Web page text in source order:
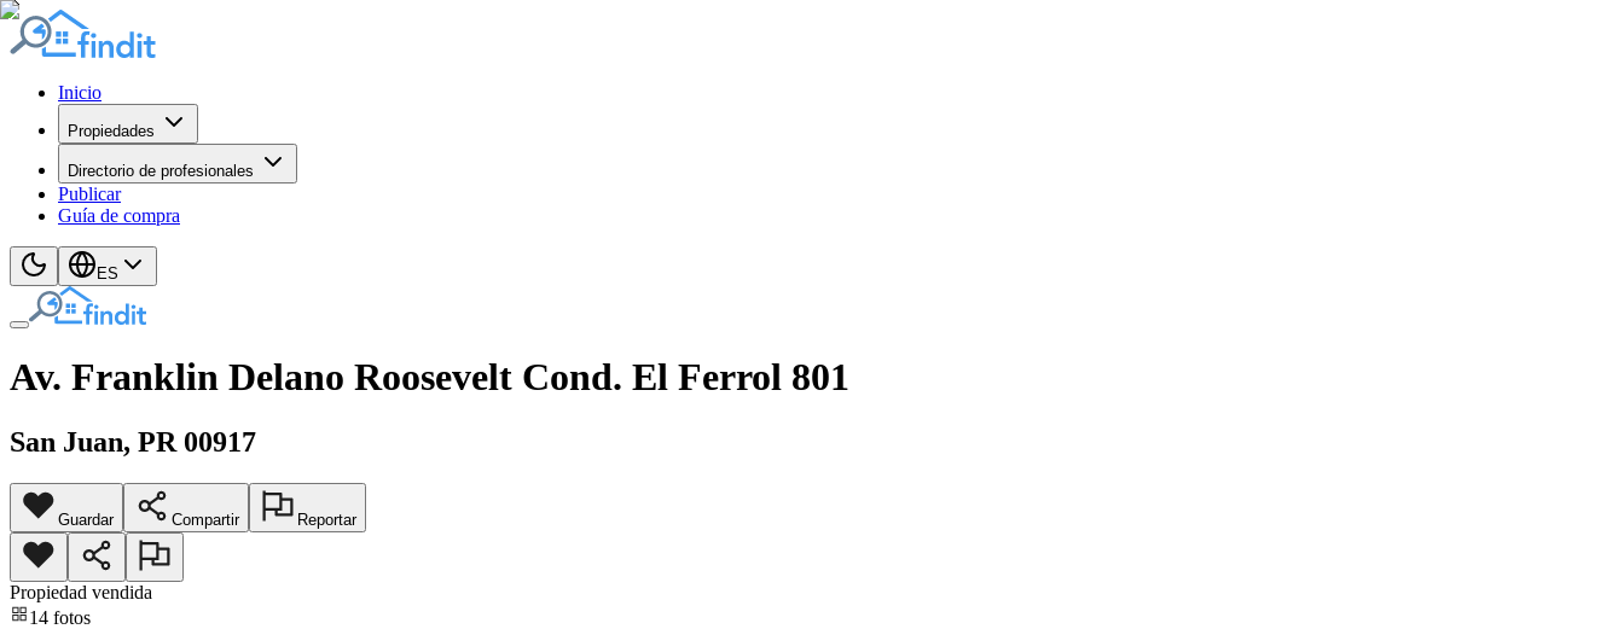
Inicio
Propiedades
Directorio de profesionales
Publicar
Guía de compra
ES
Av. Franklin Delano Roosevelt Cond. El Ferrol 801
San Juan, PR 00917
Guardar Compartir Reportar
Propiedad vendida
14 fotos